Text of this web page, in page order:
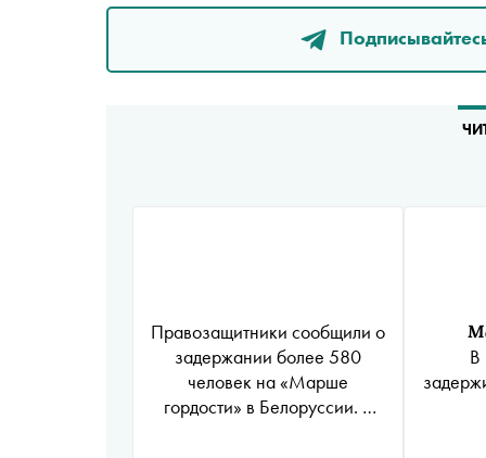
Правозащитники сообщили о
задержании более 580
человек на «Марше
гордости» в Белоруссии. В
В